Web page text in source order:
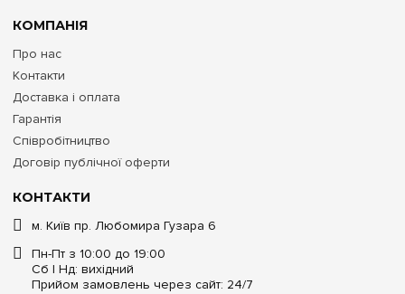
КОНТАКТИ
м. Київ пр. Любомира Гузара 6
Пн-Пт з 10:00 до 19:00
Сб | Нд: вихідний
Прийом замовлень через сайт: 24/7
КОМПАНІЯ
Про нас
Контакти
Доставка і оплата
Гарантія
Співробітництво
Договір публічної оферти